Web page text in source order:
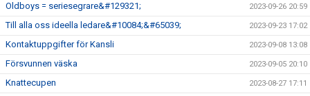
Oldboys = seriesegrare&#129321; 2023-09-26 20:59
Till alla oss ideella ledare&#10084;&#65039; 2023-09-23 17:02
Kontaktuppgifter för Kansli 2023-09-08 13:08
Försvunnen väska 2023-09-05 20:10
Knattecupen 2023-08-27 17:11